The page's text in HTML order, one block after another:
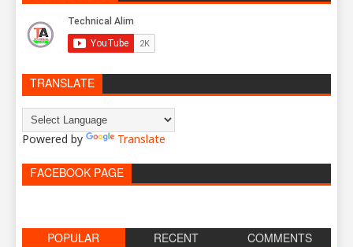
TRANSLATE
Powered by Translate
FACEBOOK PAGE
POPULAR RECENT COMMENTS